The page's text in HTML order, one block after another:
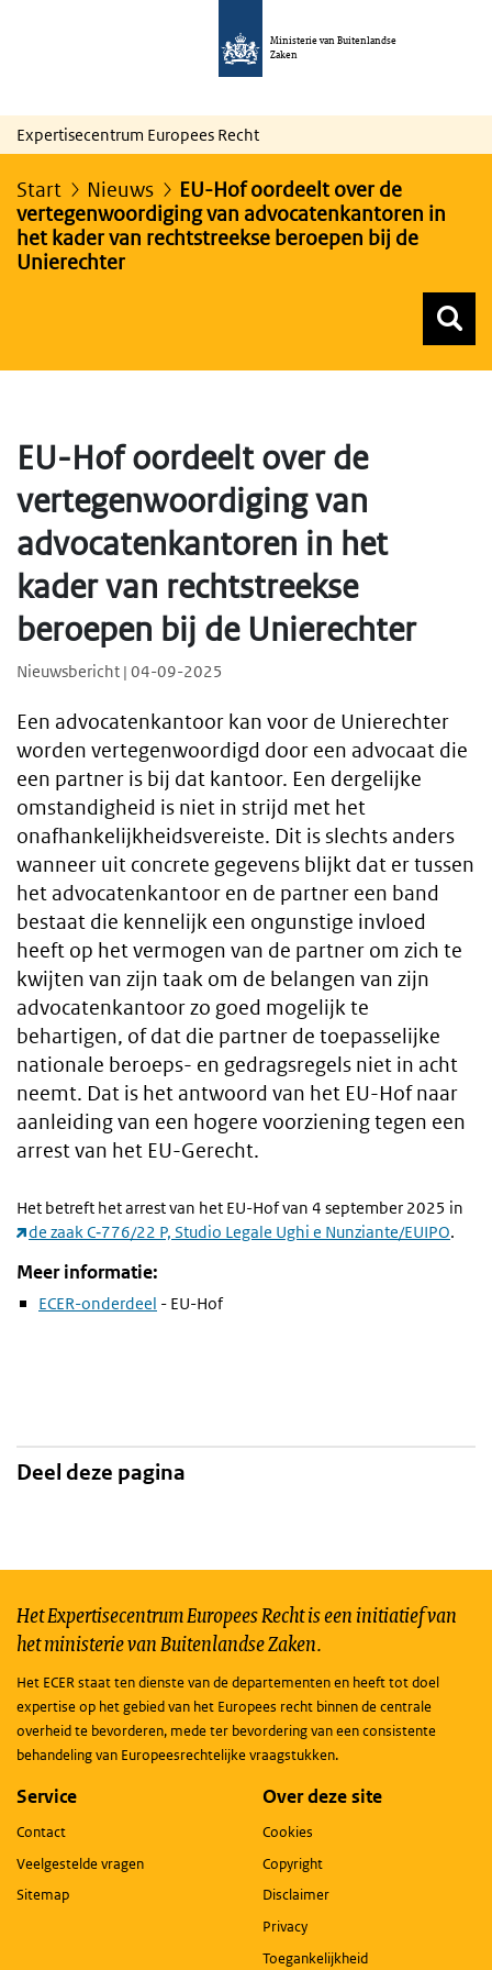
Ministerie van Buitenlandse
Zaken
Expertisecentrum Europees Recht
Start Nieuws
EU-Hof oordeelt over de
vertegenwoordiging van advocatenkantoren in
het kader van rechtstreekse beroepen bij de
Unierechter
EU-Hof oordeelt over de
vertegenwoordiging van
advocatenkantoren in het
kader van rechtstreekse
beroepen bij de Unierechter
Nieuwsbericht | 04-09-2025
Een advocatenkantoor kan voor de Unierechter
worden vertegenwoordigd door een advocaat die
een partner is bij dat kantoor. Een dergelijke
omstandigheid is niet in strijd met het
onafhankelijkheidsvereiste. Dit is slechts anders
wanneer uit concrete gegevens blijkt dat er tussen
het advocatenkantoor en de partner een band
bestaat die kennelijk een ongunstige invloed
heeft op het vermogen van de partner om zich te
kwijten van zijn taak om de belangen van zijn
advocatenkantoor zo goed mogelijk te
behartigen, of dat die partner de toepasselijke
nationale beroeps- en gedragsregels niet in acht
neemt. Dat is het antwoord van het EU-Hof naar
aanleiding van een hogere voorziening tegen een
arrest van het EU-Gerecht.
Het betreft het arrest van het EU-Hof van 4 september 2025 in
de zaak C‑776/22 P, Studio Legale Ughi e Nunziante/EUIPO.
Meer informatie:
ECER-onderdeel - EU-Hof
Deel deze pagina
Het Expertisecentrum Europees Recht is een initiatief van
het ministerie van Buitenlandse Zaken.
Het ECER staat ten dienste van de departementen en heeft tot doel
expertise op het gebied van het Europees recht binnen de centrale
overheid te bevorderen, mede ter bevordering van een consistente
behandeling van Europeesrechtelijke vraagstukken.
Service
Contact
Veelgestelde vragen
Sitemap
Over deze site
Cookies
Copyright
Disclaimer
Privacy
Toegankelijkheid